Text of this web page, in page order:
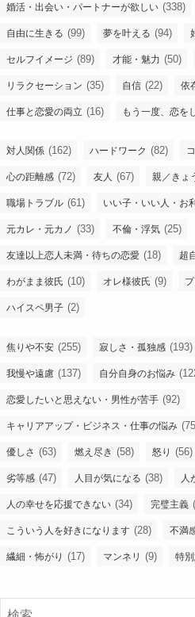
婚活・出会い・パートナーが欲しい (338)
自由に生きる (99) 夢を叶える (94)
セルフイメージ (89) 才能・魅力 (50)
リラクセーション (35) 自信 (22) 依
仕事と恋愛の両立 (16) もう一度、恋を
対人関係 (162) ハードワーク (82)
心の距離感 (72) 友人 (67) 親／きょ
職場トラブル (61) いい子・いい人・お
元カレ・元カノ (33) 不倫・浮気 (25)
友達以上恋人未満・待ちの恋愛 (18) 超
わがまま彼氏 (10) オレ様彼氏 (9)
ハイスペ男子 (2)
焦りや不安 (255) 寂しさ・孤独感 (193)
我慢や遠慮 (137) 自分自身のお悩み
恋愛したいと思えない・男性が苦手 (92)
キャリアアップ・ビジネス・仕事の悩み
優しさ (63) 燃え尽き (58) 怒り (56)
劣等感 (47) 人目が気になる (38) 人
人の幸せを応援できない (34) 完璧主義
こういう人を好きになります (28) 不満
繊細・怖がり (17) マンネリ (9) 特